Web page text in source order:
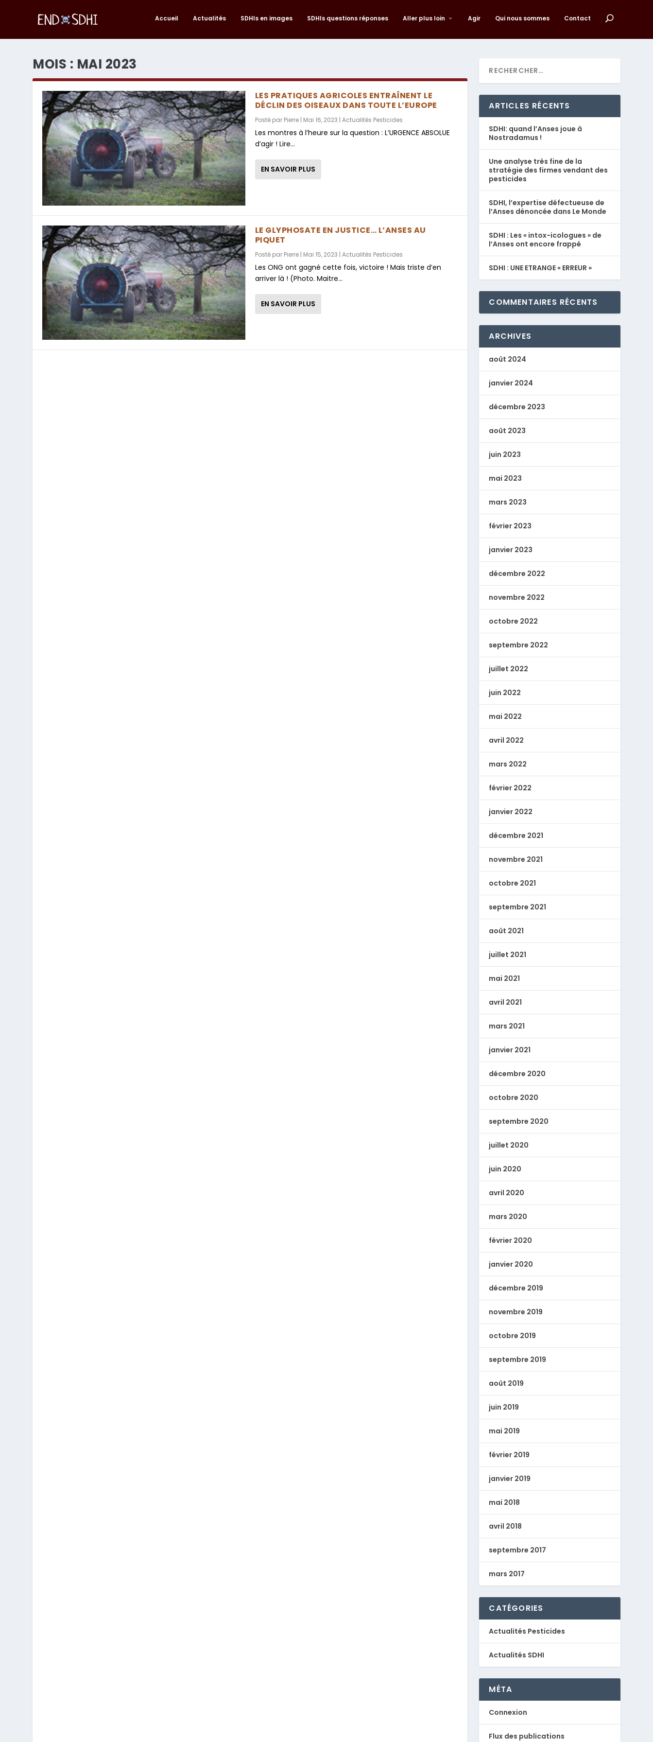
Accueil Actualités SDHIs en images SDHIs questions réponses Aller plus loin Agir Qui nous sommes Contact
MOIS : MAI 2023
LES PRATIQUES AGRICOLES ENTRAÎNENT LE
DÉCLIN DES OISEAUX DANS TOUTE L’EUROPE
Posté par Pierre| Mai 16, 2023 | Actualités Pesticides
Les montres à l’heure sur la question : L’URGENCE ABSOLUE
d’agir ! Lire...
EN SAVOIR PLUS
LE GLYPHOSATE EN JUSTICE… L’ANSES AU
PIQUET
Posté par Pierre| Mai 15, 2023 | Actualités Pesticides
Les ONG ont gagné cette fois, victoire ! Mais triste d’en
arriver là ! (Photo. Maitre...
EN SAVOIR PLUS
ARTICLES RÉCENTS
SDHI: quand l’Anses joue à
Nostradamus !
Une analyse très fine de la
stratégie des firmes vendant des
pesticides
SDHI, l’expertise défectueuse de
l’Anses dénoncée dans Le Monde
SDHI : Les « intox-icologues » de
l’Anses ont encore frappé
SDHI : UNE ETRANGE « ERREUR »
COMMENTAIRES RÉCENTS
ARCHIVES
août 2024
janvier 2024
décembre 2023
août 2023
juin 2023
mai 2023
mars 2023
février 2023
janvier 2023
décembre 2022
novembre 2022
octobre 2022
septembre 2022
juillet 2022
juin 2022
mai 2022
avril 2022
mars 2022
février 2022
janvier 2022
décembre 2021
novembre 2021
octobre 2021
septembre 2021
août 2021
juillet 2021
mai 2021
avril 2021
mars 2021
janvier 2021
décembre 2020
octobre 2020
septembre 2020
juillet 2020
juin 2020
avril 2020
mars 2020
février 2020
janvier 2020
décembre 2019
novembre 2019
octobre 2019
septembre 2019
août 2019
juin 2019
mai 2019
février 2019
janvier 2019
mai 2018
avril 2018
septembre 2017
mars 2017
CATÉGORIES
Actualités Pesticides
Actualités SDHI
MÉTA
Connexion
Flux des publications